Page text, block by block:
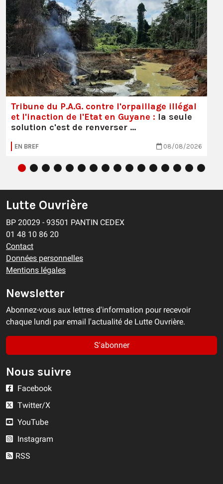
Tribune du P.A.G. contre l'orpaillage illégal
et l'inaction de l'Etat en Guyane : la seule
solution c'est de renverser …
EN BREF 08/08/2026
Lutte Ouvrière
BP 20029 - 93501 PANTIN CEDEX
01 48 10 86 20
Contact
Données personnelles
Mentions légales
Newsletter
Abonnez-vous aux lettres d'information pour recevoir
chaque lundi par email l'actualité de Lutte Ouvrière.
S'abonner
Nous suivre
Facebook
Twitter/X
YouTube
Instagram
RSS